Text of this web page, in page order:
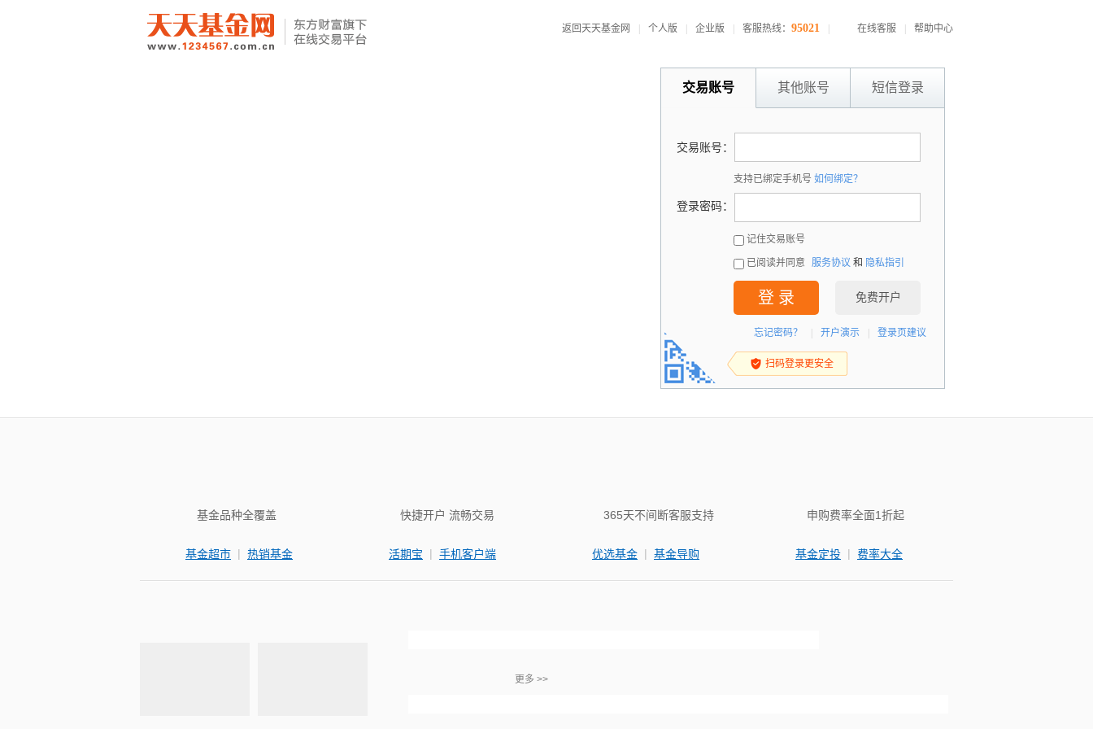
返回天天基金网 个人版 企业版 客服热线： 95021 在线客服 帮助中心
交易账号 其他账号 短信登录
交易账号：
支持已绑定手机号 如何绑定？
登录密码：
记住交易账号
已阅读并同意 服务协议 和 隐私指引
登 录 免费开户
忘记密码？ 开户演示 登录页建议
扫码登录更安全
基金品种全覆盖
基金超市 | 热销基金
快捷开户 流畅交易
活期宝 | 手机客户端
365天不间断客服支持
优选基金 | 基金导购
申购费率全面1折起
基金定投 | 费率大全
更多 >>